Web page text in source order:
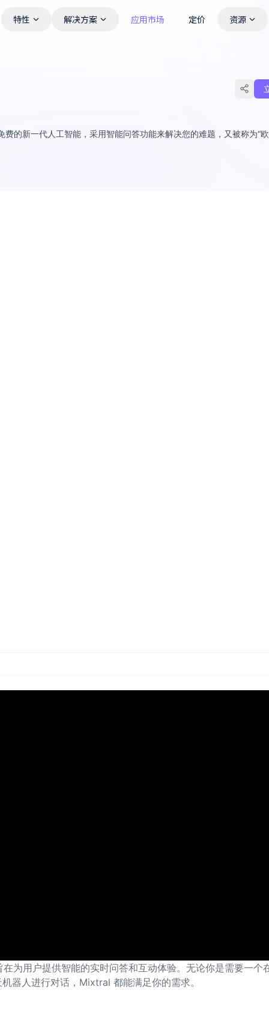
特性 解决方案 应用市场 定价 资源
的新一代人工智能，采用智能问答功能来解决您的难题，又被称为“
为用户提供智能的实时问答和互动体验。无论你是需要一个
器人进行对话，Mixtral 都能满足你的需求。